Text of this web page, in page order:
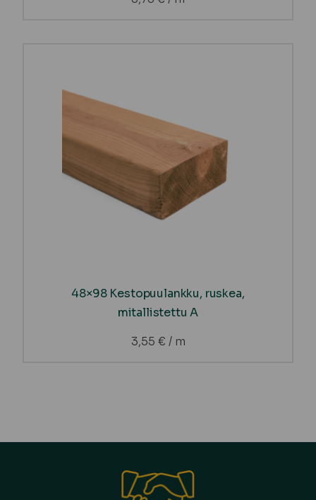
48×98 Kestopuulankku, ruskea,
mitallistettu A
3,55 € / m